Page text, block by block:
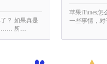
？ 如果真是
…… 所…
苹果iTunes怎
一些事情，